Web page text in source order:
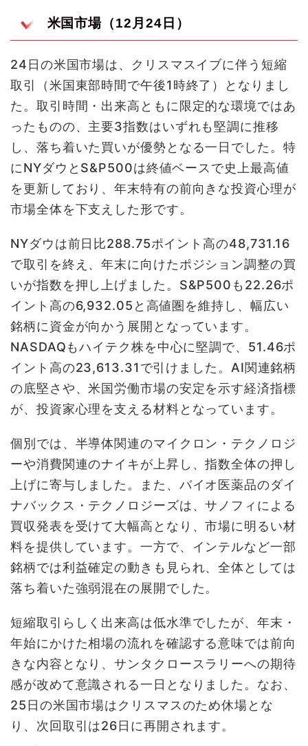
米国市場（12月24日）
24日の米国市場は、クリスマスイブに伴う短縮
取引（米国東部時間で午後1時終了）となりまし
た。取引時間・出来高ともに限定的な環境ではあ
ったものの、主要3指数はいずれも堅調に推移
し、落ち着いた買いが優勢となる一日でした。特
にNYダウとS&P500は終値ベースで史上最高値
を更新しており、年末特有の前向きな投資心理が
市場全体を下支えした形です。
NYダウは前日比288.75ポイント高の48,731.16
で取引を終え、年末に向けたポジション調整の買
いが指数を押し上げました。S&P500も22.26ポ
イント高の6,932.05と高値圏を維持し、幅広い
銘柄に資金が向かう展開となっています。
NASDAQもハイテク株を中心に堅調で、51.46ポ
イント高の23,613.31で引けました。AI関連銘柄
の底堅さや、米国労働市場の安定を示す経済指標
が、投資家心理を支える材料となっています。
個別では、半導体関連のマイクロン・テクノロジ
ーや消費関連のナイキが上昇し、指数全体の押し
上げに寄与しました。また、バイオ医薬品のダイ
ナバックス・テクノロジーズは、サノフィによる
買収発表を受けて大幅高となり、市場に明るい材
料を提供しています。一方で、インテルなど一部
銘柄では利益確定の動きも見られ、全体としては
落ち着いた強弱混在の展開でした。
短縮取引らしく出来高は低水準でしたが、年末・
年始にかけた相場の流れを確認する意味では前向
きな内容となり、サンタクロースラリーへの期待
感が改めて意識される一日となりました。なお、
25日の米国市場はクリスマスのため休場とな
り、次回取引は26日に再開されます。